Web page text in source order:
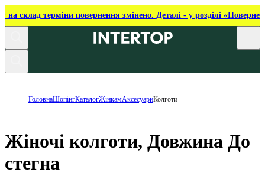
на склад терміни повернення змінено. Деталі - у розділі
ГоловнаШопінгКаталогЖінкамАксесуариКолготи
Жіночі колготи, Довжина До
стегна